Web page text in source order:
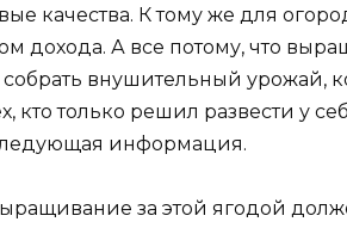
качества. К тому же для
дохода. А все потому, что
внушительный урожай,
кто только решил развести у
информация.
за этой ягодой